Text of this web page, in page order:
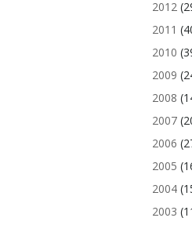
2012
2011
2010
2009
2008
2007
2006
2005
2004
2003